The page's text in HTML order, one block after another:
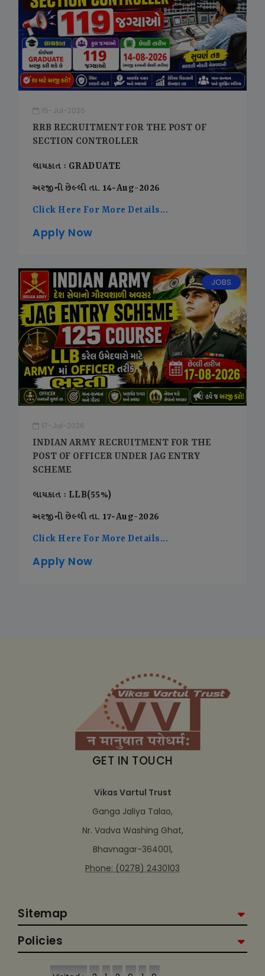
15-Jul-2026
RRB RECRUITMENT FOR THE POST OF
SECTION CONTROLLER
લાયકાત : GRADUATE
અરજીની છેલ્લી તા. 14-Aug-2026
Click Here For More Details...
Apply Now
JOBS
17-Jul-2026
INDIAN ARMY RECRUITMENT FOR THE
POST OF OFFICER UNDER JAG ENTRY
SCHEME
લાયકાત : LLB(55%)
અરજીની છેલ્લી તા. 17-Aug-2026
Click Here For More Details...
Apply Now
GET IN TOUCH
Vikas Vartul Trust
Ganga Jaliya Talao,
Nr. Vadva Washing Ghat,
Bhavnagar-364001,
Phone: (0278) 2430103
Sitemap
Policies